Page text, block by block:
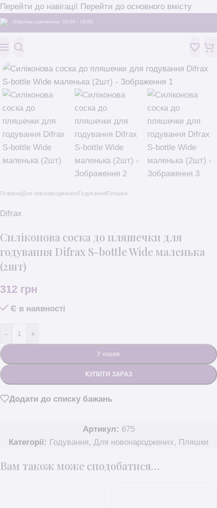
Перейти до навігації Перейти до основного вмісту
Обробка замовлень: 10:00 - 19:00
Головна/Для новонароджених/Годування/Пляшки
Difrax
Силіконова соска до пляшечки для
годування Difrax S-bottle Wide маленька
(2шт)
312 грн
Є в наявності
- +
У кошик
КУПИТИ ЗАРАЗ
Додати до списку бажань
Артикул: 675
Категорії: Годування, Для новонароджених, Пляшки
Вам також може сподобатися…